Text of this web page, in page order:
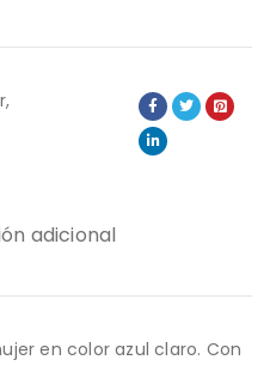
,
adicional
en color azul claro. Con